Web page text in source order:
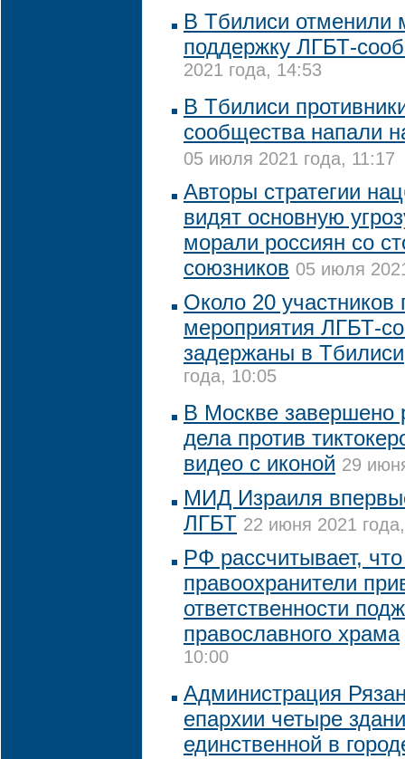
В Тбилиси отменили
поддержку ЛГБТ-
2021 года, 14:53
В Тбилиси
сообщества напали
05 июля 2021 года, 11:17
Авторы стратегии
видят основную
морали россиян со
союзников 05 июля
Около 20 участников
мероприятия ЛГБТ-
задержаны в Тбилиси
года, 10:05
В Москве завершено
дела против
видео с иконой 29
МИД Израиля
ЛГБТ 22 июня 2021
РФ рассчитывает,
правоохранители
ответственности
православного храма
10:00
Администрация
епархии четыре
единственной в